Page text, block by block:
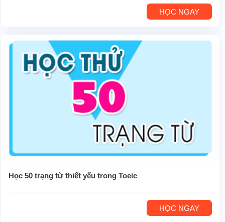
HỌC NGAY
Học 50 trạng từ thiết yếu trong Toeic
HỌC NGAY